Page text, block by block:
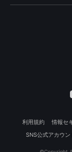
利用規約 情報セ
SNS公式アカウ